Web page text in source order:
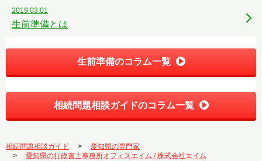
2019.03.01
生前準備とは
生前準備のコラム一覧
相続問題相談ガイドのコラム一覧
相続問題相談ガイド
愛知県の専門家
愛知県の行政書士事務所オフィスエイム / 株式会社エイム